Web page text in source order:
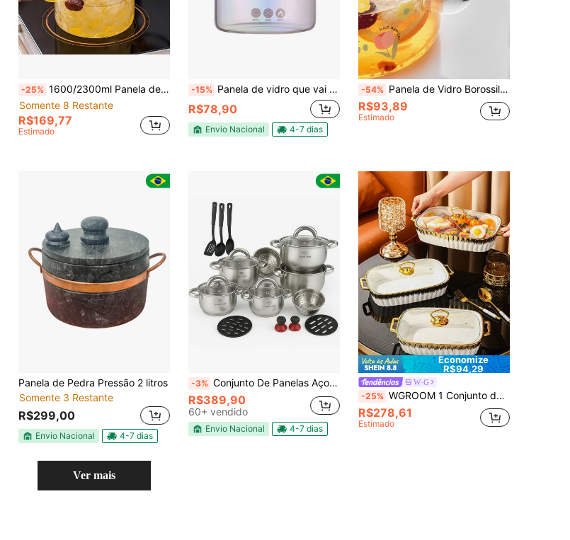
-25% 1600/2300ml Panela de Sopa de Vidro Borossilicato, Alça Amarela, Transparente Resistente ao Calor, Adequada para Fogão e Forno, Ideal para Casa e Restaurante, Perfeita para Cozinhar Sopa, Ferver Leite, Cozinhar Macarrão, Fácil de Limpar, Inodoro, Item Essencial de Cozinha
Somente 8 Restante
R$169,77
Estimado
-15% Panela de vidro que vai ao fogo com tampa brosilicato 1,5 ml
R$78,90
Envio Nacional 4-7 dias
-54% Panela de Vidro Borossilicato de Alta Qualidade - Designs de Cacto, Tulipa, Rosa - Ideal para Sopa, Macarrão, Molhos e Mais - Perfeito para Uso Doméstico e Restaurante, Adequado para Feriados como Natal, Ação de Graças, Halloween
R$93,89
Estimado
Panela de Pedra Pressão 2 litros
Somente 3 Restante
R$299,00
Envio Nacional 4-7 dias
-3% Conjunto De Panelas Aço Cirúrgico 19 Peças com Fundo Triplo Resistente Jogo de Panelas Inox - Genebra
R$389,90
60+ vendido
Envio Nacional 4-7 dias
Economize
R$94,29
W·G
-25% WGROOM 1 Conjunto de Pratos Cerâmicos, Adequado para Uso Doméstico/Restaurante/Cozinha, Inclui Assadeira, Caçarola, Panela - Ideal para Pão, Peru, Queijo, Pizza, Uso Externo/Casamento/Festa/Presente/Aniversário, Presente do Dia de Ação de Graças, Festa da Colheita, Jantar Familiar
R$278,61
Estimado
Ver mais